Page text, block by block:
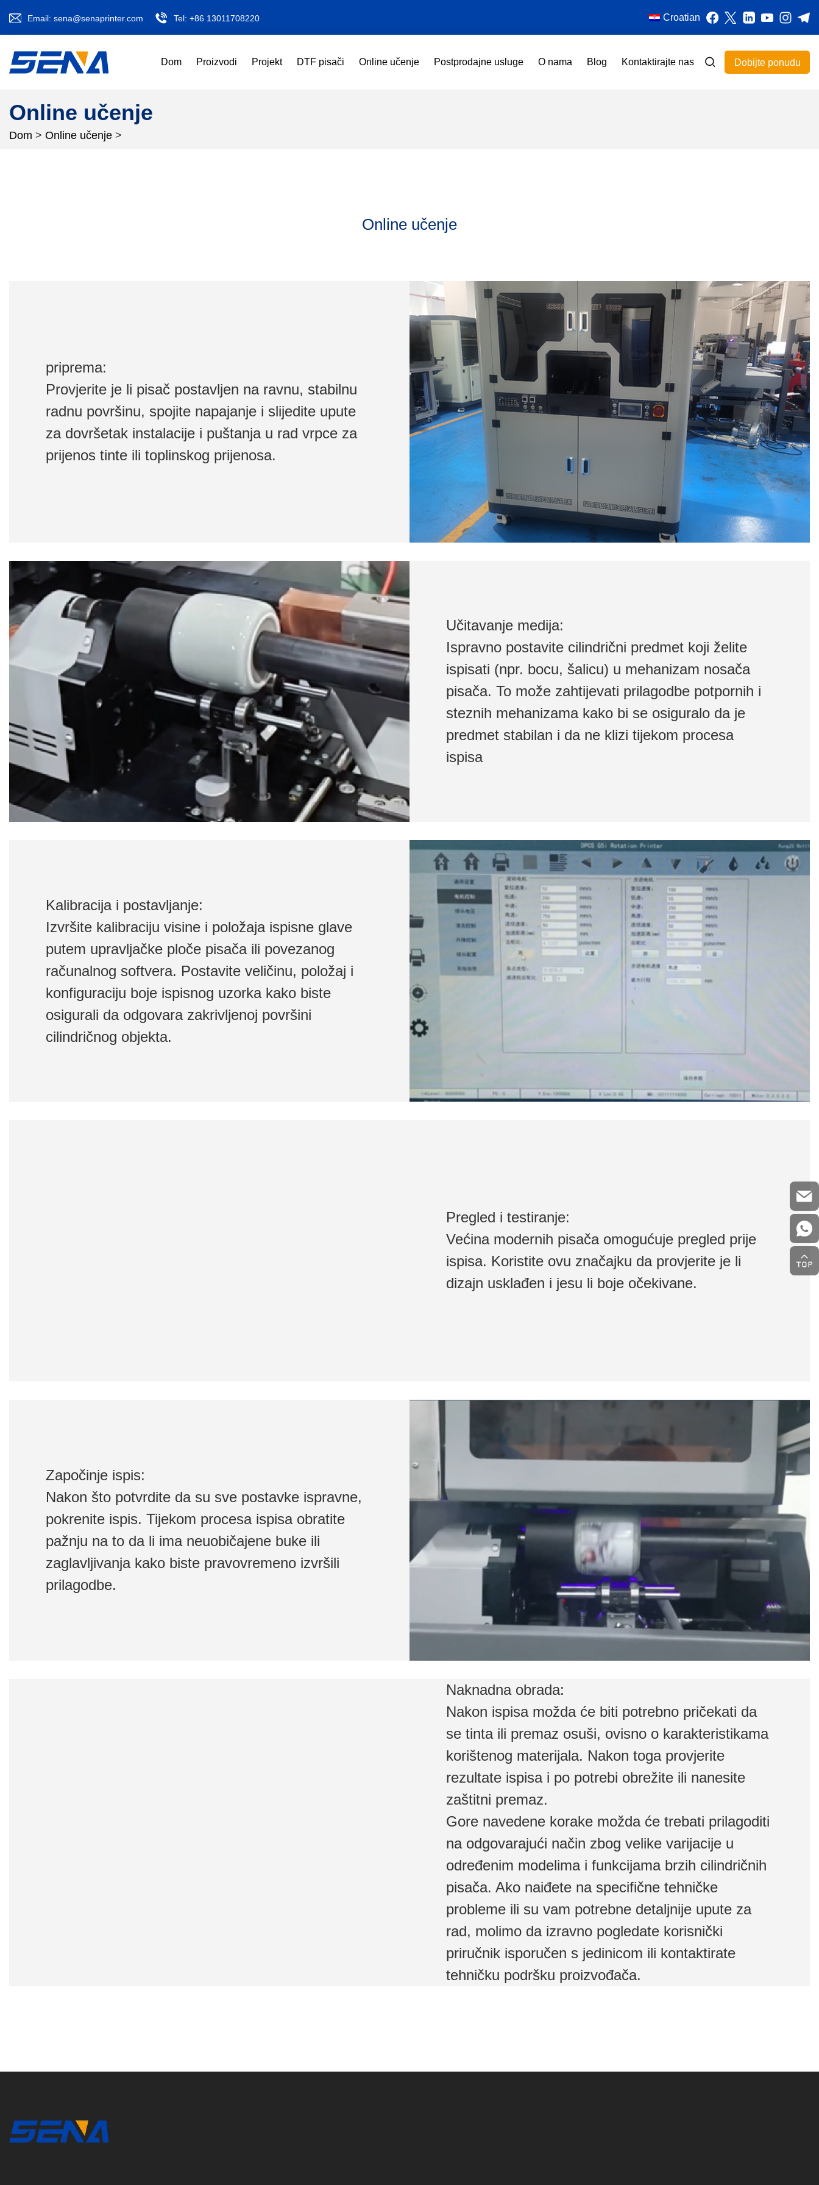
Email: sena@senaprinter.com Tel: +86 13011708220 Croatian
Dom Proizvodi Projekt DTF pisači Online učenje Postprodajne usluge O nama Blog Kontaktirajte nas Dobijte ponudu
Online učenje
Dom > Online učenje >
Online učenje
priprema:
Provjerite je li pisač postavljen na ravnu, stabilnu
radnu površinu, spojite napajanje i slijedite upute
za dovršetak instalacije i puštanja u rad vrpce za
prijenos tinte ili toplinskog prijenosa.
Učitavanje medija:
Ispravno postavite cilindrični predmet koji želite
ispisati (npr. bocu, šalicu) u mehanizam nosača
pisača. To može zahtijevati prilagodbe potpornih i
steznih mehanizama kako bi se osiguralo da je
predmet stabilan i da ne klizi tijekom procesa
ispisa
Kalibracija i postavljanje:
Izvršite kalibraciju visine i položaja ispisne glave
putem upravljačke ploče pisača ili povezanog
računalnog softvera. Postavite veličinu, položaj i
konfiguraciju boje ispisnog uzorka kako biste
osigurali da odgovara zakrivljenoj površini
cilindričnog objekta.
Pregled i testiranje:
Većina modernih pisača omogućuje pregled prije
ispisa. Koristite ovu značajku da provjerite je li
dizajn usklađen i jesu li boje očekivane.
Započinje ispis:
Nakon što potvrdite da su sve postavke ispravne,
pokrenite ispis. Tijekom procesa ispisa obratite
pažnju na to da li ima neuobičajene buke ili
zaglavljivanja kako biste pravovremeno izvršili
prilagodbe.
Naknadna obrada:
Nakon ispisa možda će biti potrebno pričekati da
se tinta ili premaz osuši, ovisno o karakteristikama
korištenog materijala. Nakon toga provjerite
rezultate ispisa i po potrebi obrežite ili nanesite
zaštitni premaz.
Gore navedene korake možda će trebati prilagoditi
na odgovarajući način zbog velike varijacije u
određenim modelima i funkcijama brzih cilindričnih
pisača. Ako naiđete na specifične tehničke
probleme ili su vam potrebne detaljnije upute za
rad, molimo da izravno pogledate korisnički
priručnik isporučen s jedinicom ili kontaktirate
tehničku podršku proizvođača.